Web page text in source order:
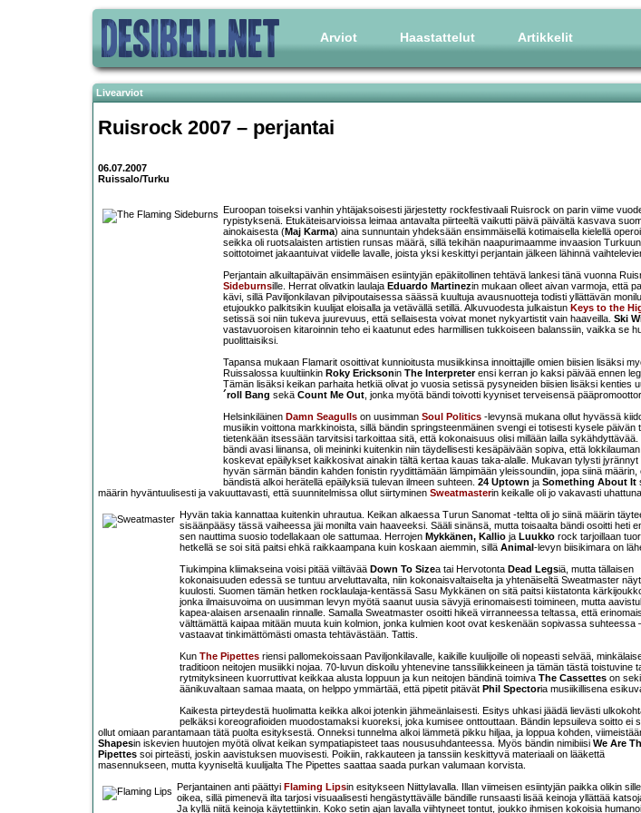
Arviot Haastattelut Artikkelit
Livearviot
Ruisrock 2007 – perjantai
06.07.2007
Ruissalo/Turku
Euroopan toiseksi vanhin yhtäjaksoisesti järjestetty rockfestivaali Ruisrock on parin viime
rypistyksenä. Etukäteisarvioissa leimaa antavalta piirteeltä vaikutti päivä päivältä kasvava
ainokaisesta (Maj Karma) aina sunnuntain yhdeksään ensimmäisellä kotimaisella kielellä
seikka oli ruotsalaisten artistien runsas määrä, sillä tekihän naapurimaamme invaasion
soittotoimet jakaantuivat viidelle lavalle, joista yksi keskittyi perjantain jälkeen lähinnä
Perjantain alkuiltapäivän ensimmäisen esiintyjän epäkiitollinen tehtävä lankesi tänä vuonna
Sideburnsille. Herrat olivatkin laulaja Eduardo Martinezin mukaan olleet aivan varmoja, että
kävi, sillä Paviljonkilavan pilvipoutaisessa säässä kuultuja avausnuotteja todisti yllättävän
etujoukko palkitsikin kuulijat eloisalla ja vetävällä setillä. Alkuvuodesta julkaistun Keys to the
setissä soi niin tukeva juurevuus, että sellaisesta voivat monet nykyartistit vain haaveilla. Ski
vastavuoroisen kitaroinnin teho ei kaatunut edes harmillisen tukkoiseen balanssiin, vaikka se
puolittaisiksi.
Tapansa mukaan Flamarit osoittivat kunnioitusta musiikkinsa innoittajille omien biisien lisäksi
Ruissalossa kuultiinkin Roky Ericksonin The Interpreterensi kerran jo kaksi päivää ennen
Tämän lisäksi keikan parhaita hetkiä olivat jo vuosia setissä pysyneiden biisien lisäksi kenties
´roll Bang sekä Count Me Out, jonka myötä bändi toivotti kyyniset terveisensä
Helsinkiläinen Damn Seagulls on uusimman Soul Politics -levynsä mukana ollut hyvässä
musiikin voittona markkinoista, sillä bändin springsteenmäinen svengi ei totisesti kysele päivän
tietenkään itsessään tarvitsisi tarkoittaa sitä, että kokonaisuus olisi millään lailla sykähdyttävää.
bändi avasi liinansa, oli meininki kuitenkin niin täydellisesti kesäpäivään sopiva, että
koskevat epäilykset kaikkosivat ainakin tältä kertaa kauas taka-alalle. Mukavan tylysti jyrännyt
hyvän särmän bändin kahden fonistin ryydittämään lämpimään yleissoundiin, jopa siinä määrin,
bändistä alkoi herätellä epäilyksiä tulevan ilmeen suhteen. 24 Uptown ja Something About It
määrin hyväntuulisesti ja vakuuttavasti, että suunnitelmissa ollut siirtyminen Sweatmasterin keikalle oli jo vakavasti
Hyvän takia kannattaa kuitenkin uhrautua. Keikan alkaessa Turun Sanomat -teltta oli jo siinä määrin
sisäänpääsy tässä vaiheessa jäi monilta vain haaveeksi. Sääli sinänsä, mutta toisaalta bändi osoitti heti
sen nauttima suosio todellakaan ole sattumaa. Herrojen Mykkänen, Kallio ja Luukko rock tarjoillaan
hetkellä se soi sitä paitsi ehkä raikkaampana kuin koskaan aiemmin, sillä Animal-levyn biisikimara on
Tiukimpina kliimakseina voisi pitää viiltävää Down To Sizea tai Hervotonta Dead Legsiä, mutta tällaisen
kokonaisuuden edessä se tuntuu arveluttavalta, niin kokonaisvaltaiselta ja yhtenäiseltä Sweatmaster
kuulosti. Suomen tämän hetken rocklaulaja-kentässä Sasu Mykkänen on sitä paitsi kiistatonta
jonka ilmaisuvoima on uusimman levyn myötä saanut uusia sävyjä erinomaisesti toimineen, mutta
kapea-alaisen arsenaalin rinnalle. Samalla Sweatmaster osoitti hikeä virranneessa teltassa, että
välttämättä kaipaa mitään muuta kuin kolmion, jonka kulmien koot ovat keskenään sopivassa suhteessa
vastaavat tinkimättömästi omasta tehtävästään. Tattis.
Kun The Pipettes riensi pallomekoissaan Paviljonkilavalle, kaikille kuulijoille oli nopeasti selvää,
traditioon neitojen musiikki nojaa. 70-luvun diskoilu yhtenevine tanssiliikkeineen ja tämän tästä toistuvine
rytmityksineen kuorruttivat keikkaa alusta loppuun ja kun neitojen bändinä toimiva The Cassettes on
äänikuvaltaan samaa maata, on helppo ymmärtää, että pipetit pitävät Phil Spectoria musiikillisena
Kaikesta pirteydestä huolimatta keikka alkoi jotenkin jähmeänlaisesti. Esitys uhkasi jäädä lievästi
pelkäksi koreografioiden muodostamaksi kuoreksi, joka kumisee onttouttaan. Bändin lepsuileva soitto ei
ollut omiaan parantamaan tätä puolta esityksestä. Onneksi tunnelma alkoi lämmetä pikku hiljaa, ja loppua kohden,
Shapesin iskevien huutojen myötä olivat keikan sympatiapisteet taas noususuhdanteessa. Myös bändin nimibiisi We Are
Pipettes soi pirteästi, joskin aavistuksen muovisesti. Poikiin, rakkauteen ja tanssiin keskittyvä materiaali on lääkettä
masennukseen, mutta kyyniseltä kuulijalta The Pipettes saattaa saada purkan valumaan korvista.
Perjantainen anti päättyi Flaming Lipsin esitykseen Niittylavalla. Illan viimeisen esiintyjän paikka olikin
oikea, sillä pimenevä ilta tarjosi visuaalisesti hengästyttävälle bändille runsaasti lisää keinoja yllättää
Ja kyllä niitä keinoja käytettiinkin. Koko setin ajan lavalla viihtyneet tontut, joukko ihmisen kokoisia